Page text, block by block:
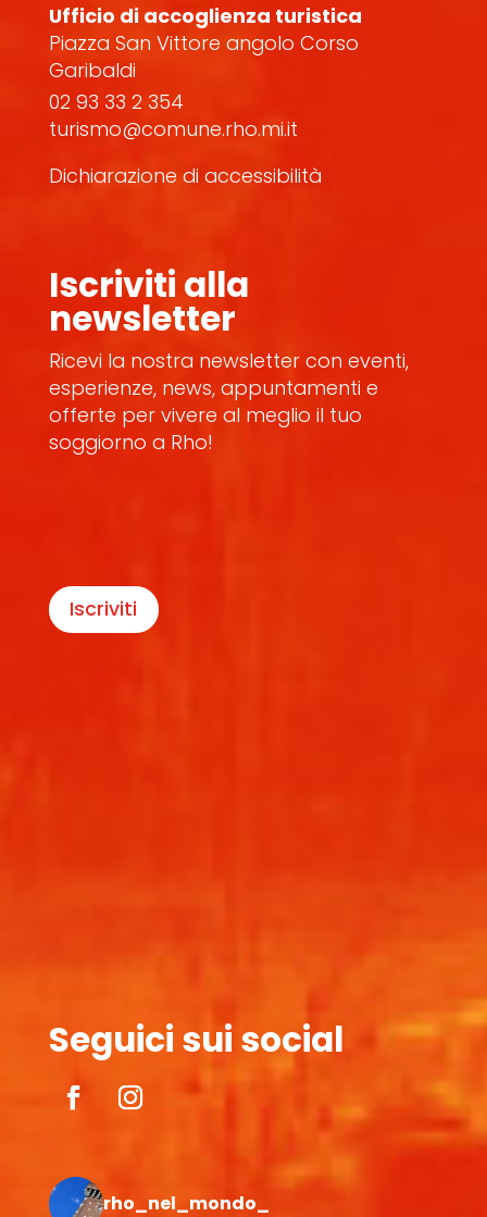
Ufficio di accoglienza turistica
Piazza San Vittore angolo Corso
Garibaldi
02 93 33 2 354
turismo@comune.rho.mi.it
Dichiarazione di accessibilità
Iscriviti alla
newsletter
Ricevi la nostra newsletter con eventi,
esperienze, news, appuntamenti e
offerte per vivere al meglio il tuo
soggiorno a Rho!
Iscriviti
Seguici sui social
rho_nel_mondo_